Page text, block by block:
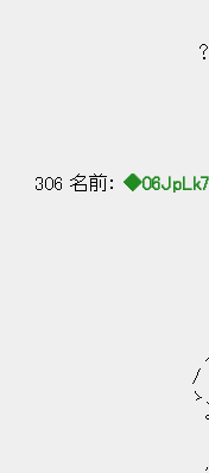
＿. |
／
？ ／
／ （●）
＼ `
ノ
306 名前：
|｀;-＜´￣
|;;;;;
ﾄ,/ / |i
| ﾉ| ||
|ノイ-==
| |ヾﾊ!.T:::ﾄ
ﾉﾉ ﾄゝﾆ
/ | | ﾄ≧
ゝ、＞| ヾﾐ
く....ﾉノ
＼＞
,、 >ｲﾉ